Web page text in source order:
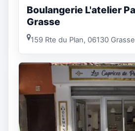
Boulangerie L'atelier
Grasse
159 Rte du Plan, 06130